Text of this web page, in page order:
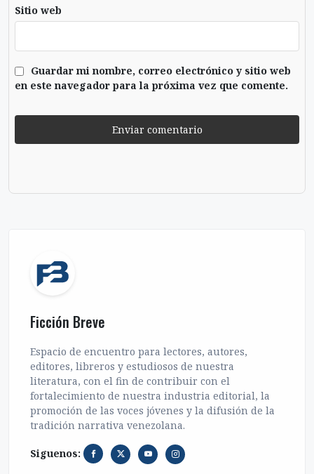
Sitio web
Guardar mi nombre, correo electrónico y sitio web
en este navegador para la próxima vez que comente.
Ficción Breve
Espacio de encuentro para lectores, autores,
editores, libreros y estudiosos de nuestra
literatura, con el fin de contribuir con el
fortalecimiento de nuestra industria editorial, la
promoción de las voces jóvenes y la difusión de la
tradición narrativa venezolana.
Siguenos: